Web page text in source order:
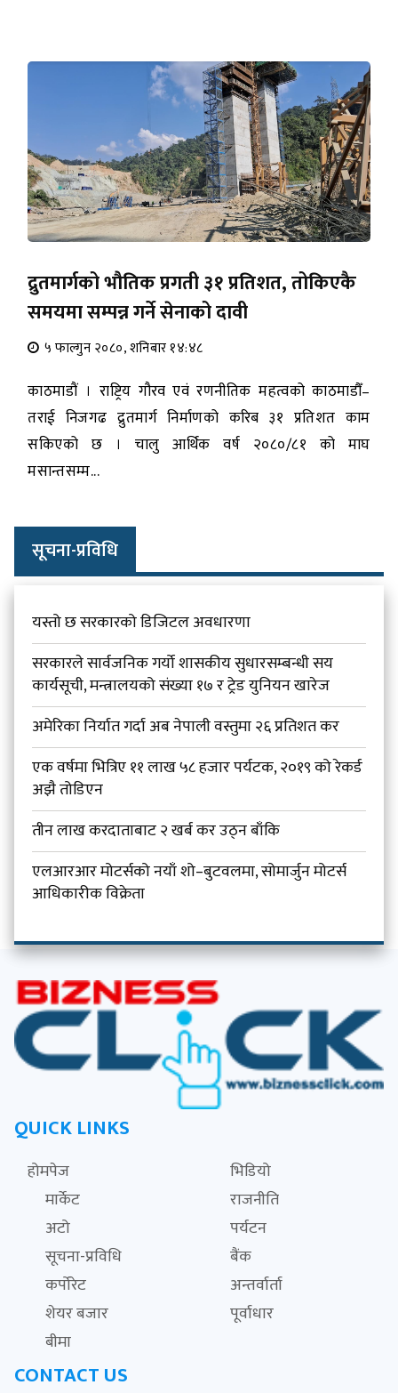
द्रुतमार्गको भौतिक प्रगती ३१ प्रतिशत, तोकिएकै
समयमा सम्पन्न गर्ने सेनाको दावी
५ फाल्गुन २०८०, शनिबार १४:४८
काठमाडौं । राष्ट्रिय गौरव एवं रणनीतिक महत्वको काठमाडौँ–
तराई निजगढ द्रुतमार्ग निर्माणको करिब ३१ प्रतिशत काम
सकिएको छ । चालु आर्थिक वर्ष २०८०/८१ को माघ
मसान्तसम्म...
सूचना-प्रविधि
यस्तो छ सरकारको डिजिटल अवधारणा
सरकारले सार्वजनिक गर्यो शासकीय सुधारसम्बन्धी सय
कार्यसूची, मन्त्रालयको संख्या १७ र ट्रेड युनियन खारेज
अमेरिका निर्यात गर्दा अब नेपाली वस्तुमा २६ प्रतिशत कर
एक वर्षमा भित्रिए ११ लाख ५८ हजार पर्यटक, २०१९ को रेकर्ड
अझै तोडिएन
तीन लाख करदाताबाट २ खर्ब कर उठ्न बाँकि
एलआरआर मोटर्सको नयाँ शो–बुटवलमा, सोमार्जुन मोटर्स
आधिकारीक विक्रेता
QUICK LINKS
होमपेज
भिडियो
मार्केट
राजनीति
अटो
पर्यटन
सूचना-प्रविधि
बैंक
कर्पोरेट
अन्तर्वार्ता
शेयर बजार
पूर्वाधार
बीमा
CONTACT US